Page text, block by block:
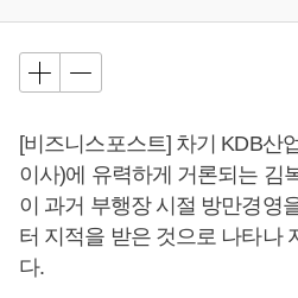
[비즈니스포스트] 차기 KDB산
이사)에 유력하게 거론되는 김
이 과거 부행장 시절 방만경영
터 지적을 받은 것으로 나타나
다.